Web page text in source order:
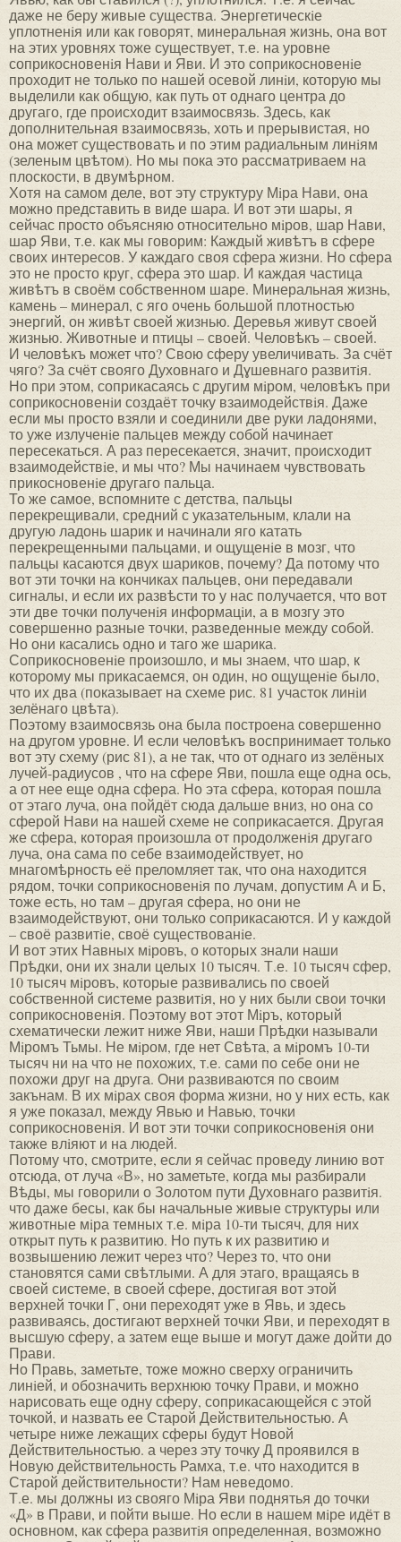
даже не беру живые существа. Энергетическiе
уплотненiя или как говорят, минеральная жизнь, она вот
на этих уровнях тоже существует, т.е. на уровне
соприкосновенiя Нави и Яви. И это соприкосновенiе
проходит не только по нашей осевой линiи, которую мы
выделили как общую, как путь от однаго центра до
другаго, где происходит взаимосвязь. Здесь, как
дополнительная взаимосвязь, хоть и прерывистая, но
она может существовать и по этим радиальным линiям
(зеленым цвѣтом). Но мы пока это рассматриваем на
плоскости, в двумѣрном.
Хотя на самом деле, вот эту структуру Мiра Нави, она
можно представить в виде шара. И вот эти шары, я
сейчас просто объясняю относительно мiров, шар Нави,
шар Яви, т.е. как мы говорим: Каждый живѣтъ в сфере
своих интересов. У каждаго своя сфера жизни. Но сфера
это не просто круг, сфера это шар. И каждая частица
живѣтъ в своём собственном шаре. Минеральная жизнь,
камень – минерал, с яго очень большой плотностью
энергий, он живѣт своей жизнью. Деревья живут своей
жизнью. Животные и птицы – своей. Человѣкъ – своей.
И человѣкъ может что? Свою сферу увеличивать. За счёт
чяго? За счёт свояго Духовнаго и Дɣшевнаго развитiя.
Но при этом, соприкасаясь с другим мiром, человѣкъ при
соприкосновенiи создаёт точку взаимодействiя. Даже
если мы просто взяли и соединили две руки ладонями,
то уже излученiе пальцев между собой начинает
пересекаться. А раз пересекается, значит, происходит
взаимодействiе, и мы что? Мы начинаем чувствовать
прикосновенiе другаго пальца.
То же самое, вспомните с детства, пальцы
перекрещивали, средний с указательным, клали на
другую ладонь шарик и начинали яго катать
перекрещенными пальцами, и ощущенiе в мозг, что
пальцы касаются двух шариков, почему? Да потому что
вот эти точки на кончиках пальцев, они передавали
сигналы, и если их развѣсти то у нас получается, что вот
эти две точки полученiя информацiи, а в мозгу это
совершенно разные точки, разведенные между собой.
Но они касались одно и таго же шарика.
Соприкосновенiе произошло, и мы знаем, что шар, к
которому мы прикасаемся, он один, но ощущенiе было,
что их два (показывает на схеме рис. 81 участок линiи
зелёнаго цвѣта).
Поэтому взаимосвязь она была построена совершенно
на другом уровне. И если человѣкъ воспринимает только
вот эту схему (рис 81), а не так, что от однаго из зелёных
лучей-радиусов , что на сфере Яви, пошла еще одна ось,
а от нее еще одна сфера. Но эта сфера, которая пошла
от этаго луча, она пойдёт сюда дальше вниз, но она со
сферой Нави на нашей схеме не соприкасается. Другая
же сфера, которая произошла от продолженiя другаго
луча, она сама по себе взаимодействует, но
мнагомѣрность её преломляет так, что она находится
рядом, точки соприкосновенiя по лучам, допустим А и Б,
тоже есть, но там – другая сфера, но они не
взаимодействуют, они только соприкасаются. И у каждой
– своё развитiе, своё существованiе.
И вот этих Навных мiровъ, о которых знали наши
Прѣдки, они их знали целых 10 тысяч. Т.е. 10 тысяч сфер,
10 тысяч мiровъ, которые развивались по своей
собственной системе развитiя, но у них были свои точки
соприкосновенiя. Поэтому вот этот Мiръ, который
схематически лежит ниже Яви, наши Прѣдки называли
Мiромъ Тьмы. Не мiром, где нет Свѣта, а мiромъ 10-ти
тысяч ни на что не похожих, т.е. сами по себе они не
похожи друг на друга. Они развиваются по своим
закънам. В их мiрах своя форма жизни, но у них есть, как
я уже показал, между Явью и Навью, точки
соприкосновенiя. И вот эти точки соприкосновенiя они
также влiяют и на людей.
Потому что, смотрите, если я сейчас проведу линию вот
отсюда, от луча «В», но заметьте, когда мы разбирали
Вѣды, мы говорили о Золотом пути Духовнаго развитiя.
что даже бесы, как бы начальные живые структуры или
животные мiра темных т.е. мiра 10-ти тысяч, для них
открыт путь к развитию. Но путь к их развитию и
возвышению лежит через что? Через то, что они
становятся сами свѣтлыми. А для этаго, вращаясь в
своей системе, в своей сфере, достигая вот этой
верхней точки Г, они переходят уже в Явь, и здесь
развиваясь, достигают верхней точки Яви, и переходят в
высшую сферу, а затем еще выше и могут даже дойти до
Прави.
Но Правь, заметьте, тоже можно сверху ограничить
линiей, и обозначить верхнюю точку Прави, и можно
нарисовать еще одну сферу, соприкасающейся с этой
точкой, и назвать ее Старой Действительностью. А
четыре ниже лежащих сферы будут Новой
Действительностью. а через эту точку Д проявился в
Новую действительность Рамха, т.е. что находится в
Старой действительности? Нам неведомо.
Т.е. мы должны из свояго Мiра Яви поднятья до точки
«Д» в Прави, и пойти выше. Но если в нашем мiре идёт в
основном, как сфера развитiя определенная, возможно